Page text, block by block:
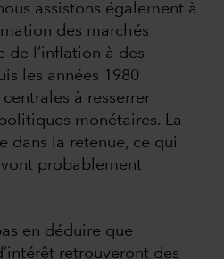
assistons également à
des marchés
de l’inflation à des
les années 1980
à resserrer
monétaires. La
dans la retenue, ce qui
probablement
en déduire que
retrouveront des